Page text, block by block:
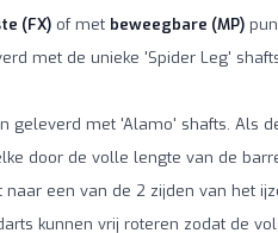
(FX) of met beweegbare (MP)
met de unieke 'Spider Leg'
geleverd met 'Alamo' shafts. Als
door de volle lengte van de
een van de 2 zijden van het
kunnen vrij roteren zodat de